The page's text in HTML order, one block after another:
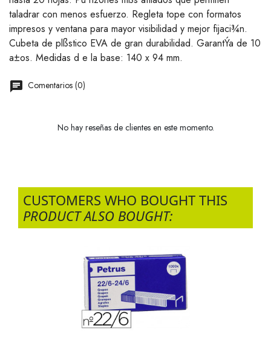
taladrar con menos esfuerzo. Regleta tope con formatos
impresos y ventana para mayor visibilidad y mejor fijaci¾n.
Cubeta de plßstico EVA de gran durabilidad. GarantÝa de 10
a±os. Medidas d e la base: 140 x 94 mm.
Comentarios (0)
No hay reseñas de clientes en este momento.
CUSTOMERS WHO BOUGHT THIS
PRODUCT ALSO BOUGHT: